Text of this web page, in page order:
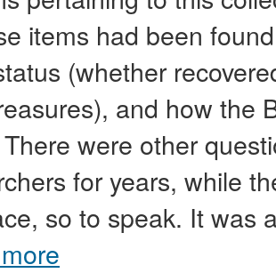
items had been
(whether
and how the
were other
for years, while
so to speak. It was